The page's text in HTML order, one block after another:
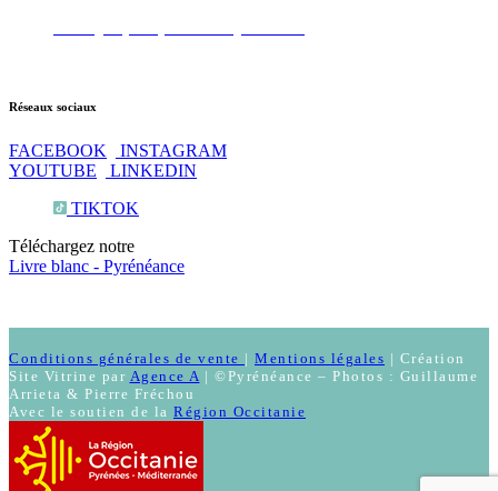
Réseaux sociaux
FACEBOOK
INSTAGRAM
YOUTUBE
LINKEDIN
TIKTOK
Téléchargez notre
Livre blanc - Pyrénéance
Conditions générales de vente | Mentions légales | Création
Site Vitrine par Agence A | ©Pyrénéance – Photos : Guillaume
Arrieta & Pierre Fréchou
Avec le soutien de la Région Occitanie